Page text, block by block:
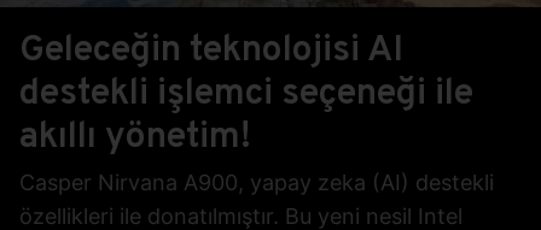
Geleceğin teknolojisi AI
destekli işlemci seçeneği ile
akıllı yönetim!
Casper Nirvana A900, yapay zeka (AI) destekli
özellikleri ile donatılmıştır. Bu yeni nesil Intel